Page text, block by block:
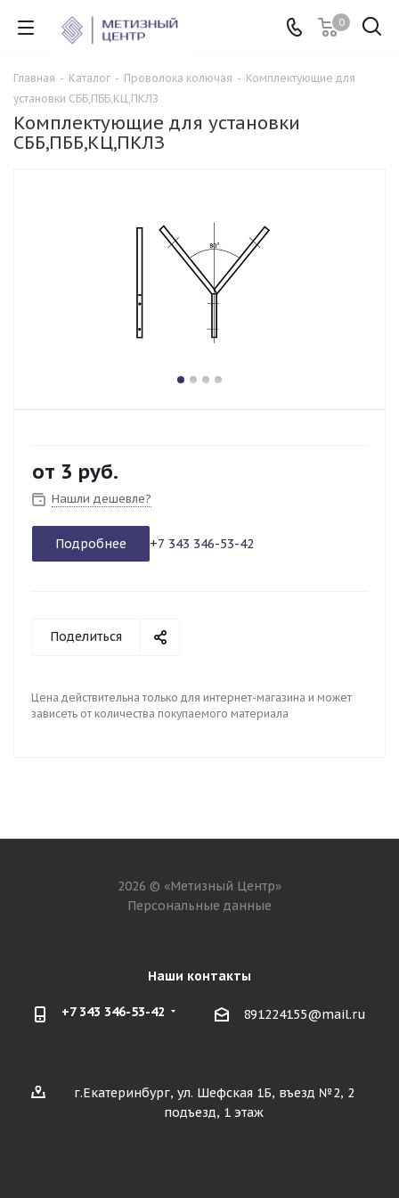
0
Главная - Каталог - Проволока колючая - Комплектующие для
установки СББ,ПББ,КЦ,ПКЛЗ
Комплектующие для установки
СББ,ПББ,КЦ,ПКЛЗ
от 3 руб.
Нашли дешевле?
Подробнее +7 343 346-53-42
Поделиться
Цена действительна только для интернет-магазина и может
зависеть от количества покупаемого материала
2026 © «Метизный Центр»
Персональные данные
Наши контакты
+7 343 346-53-42 891224155@mail.ru
г.Екатеринбург, ул. Шефская 1Б, въезд №2, 2
подъезд, 1 этаж